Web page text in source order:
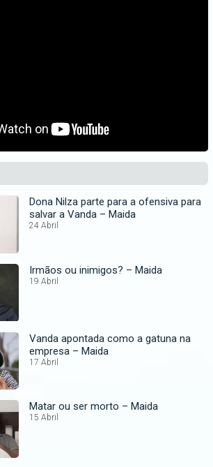
Dona Nilza parte para a ofensiva para
salvar a Vanda – Maida
24 Abril
Irmãos ou inimigos? – Maida
19 Abril
Vanda apontada como a gatuna na
empresa – Maida
17 Abril
Matar ou ser morto – Maida
15 Abril